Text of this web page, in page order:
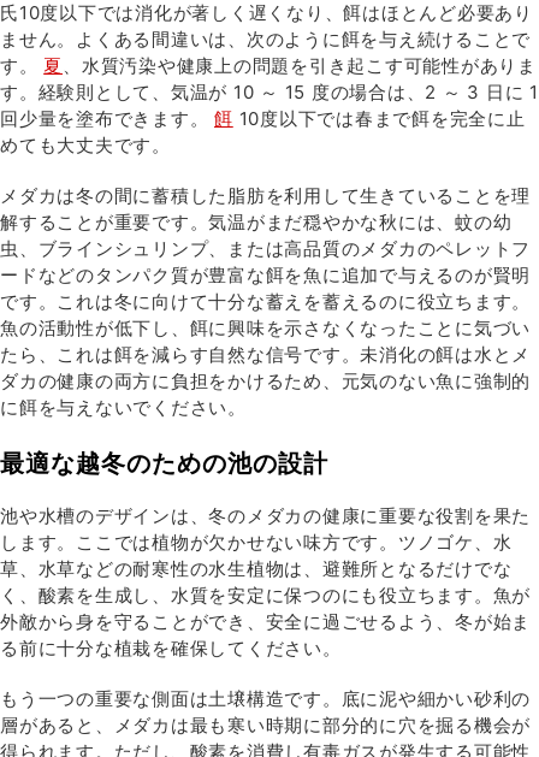
氏10度以下では消化が著しく遅くなり、餌はほとんど必要あり
ません。よくある間違いは、次のように餌を与え続けることで
す。 夏 、水質汚染や健康上の問題を引き起こす可能性がありま
す。経験則として、気温が 10 ～ 15 度の場合は、2 ～ 3 日に 1
回少量を塗布できます。 餌 10度以下では春まで餌を完全に止
めても大丈夫です。
メダカは冬の間に蓄積した脂肪を利用して生きていることを理
解することが重要です。気温がまだ穏やかな秋には、蚊の幼
虫、ブラインシュリンプ、または高品質のメダカのペレットフ
ードなどのタンパク質が豊富な餌を魚に追加で与えるのが賢明
です。これは冬に向けて十分な蓄えを蓄えるのに役立ちます。
魚の活動性が低下し、餌に興味を示さなくなったことに気づい
たら、これは餌を減らす自然な信号です。未消化の餌は水とメ
ダカの健康の両方に負担をかけるため、元気のない魚に強制的
に餌を与えないでください。
最適な越冬のための池の設計
池や水槽のデザインは、冬のメダカの健康に重要な役割を果た
します。ここでは植物が欠かせない味方です。ツノゴケ、水
草、水草などの耐寒性の水生植物は、避難所となるだけでな
く、酸素を生成し、水質を安定に保つのにも役立ちます。魚が
外敵から身を守ることができ、安全に過ごせるよう、冬が始ま
る前に十分な植栽を確保してください。
もう一つの重要な側面は土壌構造です。底に泥や細かい砂利の
層があると、メダカは最も寒い時期に部分的に穴を掘る機会が
得られます。ただし、酸素を消費し有毒ガスが発生する可能性